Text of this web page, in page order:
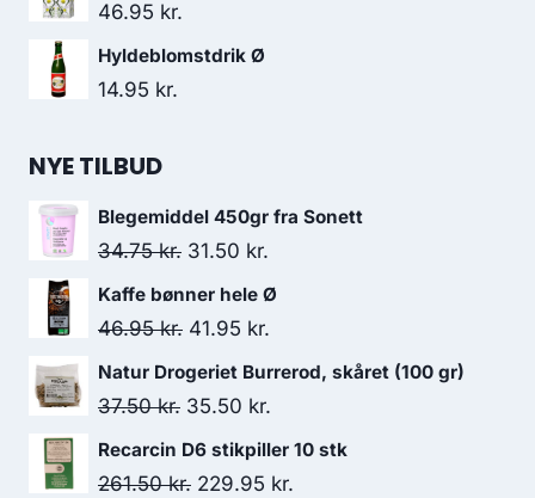
46.95 kr.
Hyldeblomstdrik Ø
14.95 kr.
NYE TILBUD
Blegemiddel 450gr fra Sonett
34.75kr. Den
oprindelige
pris
34.75 kr..
31.50 kr.
aktuelle
Kaffe bønner hele Ø
46.95kr. Den
oprindelige
pris
46.95 kr..
41.95 kr.
aktuelle
41.95 kr..
Natur Drogeriet Burrerod, skåret (100 gr)
37.50kr. Den
oprindelige
pris
35.50 kr.
aktuelle
pris
Recarcin D6 stikpiller 10 stk
261.50kr. Den
229.95 kr.